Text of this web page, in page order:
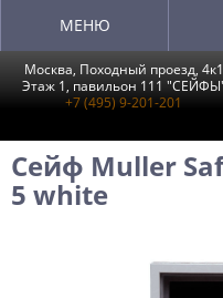
Москва, Походный проезд, 4к1
Этаж 1, павильон 111
+7 (495) 9-201-201
МЕНЮ
Сейф Muller
5 white